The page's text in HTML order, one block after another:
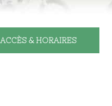
ACCÈS & HORAIRES